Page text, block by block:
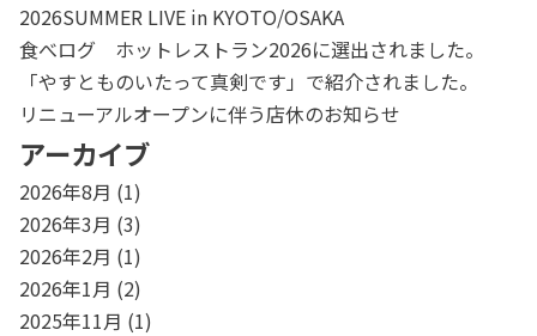
2026SUMMER LIVE in KYOTO/OSAKA
食べログ ホットレストラン2026に選出されました。
「やすとものいたって真剣です」で紹介されました。
リニューアルオープンに伴う店休のお知らせ
アーカイブ
2026年8月 (1)
2026年3月 (3)
2026年2月 (1)
2026年1月 (2)
2025年11月 (1)